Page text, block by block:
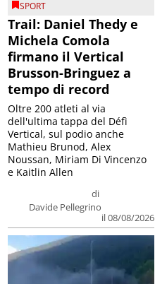
SPORT
Trail: Daniel Thedy e
Michela Comola
firmano il Vertical
Brusson-Bringuez a
tempo di record
di
Davide Pellegrino
il 08/08/2026
Oltre 200 atleti al via
dell'ultima tappa del Défì
Vertical, sul podio anche
Mathieu Brunod, Alex
Noussan, Miriam Di Vincenzo
e Kaitlin Allen